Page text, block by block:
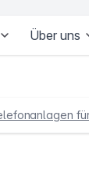
Über uns